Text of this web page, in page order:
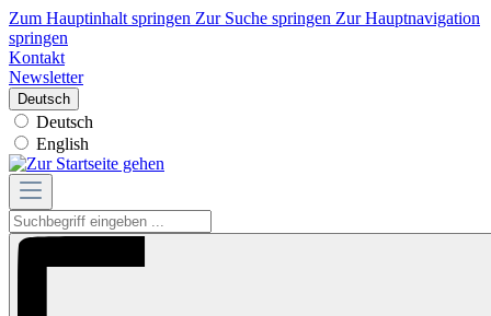
Zum Hauptinhalt springen Zur Suche springen Zur Hauptnavigation
springen
Kontakt
Newsletter
Deutsch
Deutsch
English